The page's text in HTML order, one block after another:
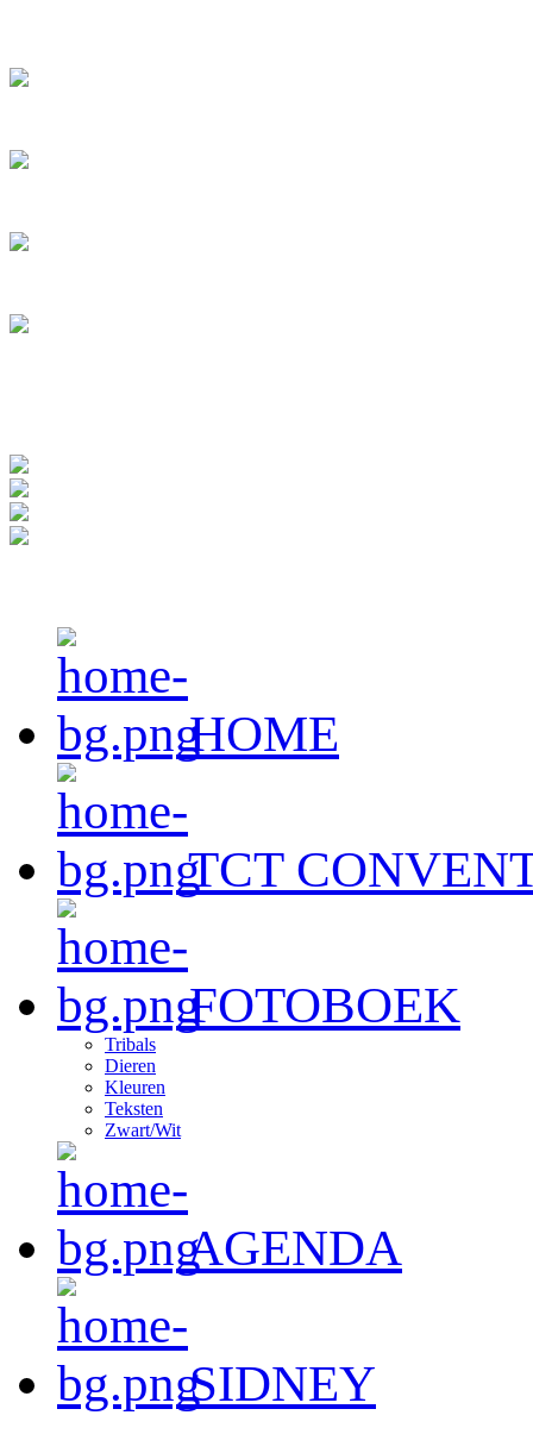
HOME
TCT
FOTOBOEK
Tribals
Dieren
Kleuren
Teksten
Zwart/Wit
AGENDA
SIDNEY